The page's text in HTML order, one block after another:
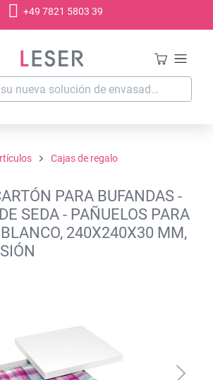
+49 7821 5803 39
Cajas de regalo
PARA BUFANDAS -
SEDA - PAÑUELOS PARA
BLANCO, 240X240X30 MM,